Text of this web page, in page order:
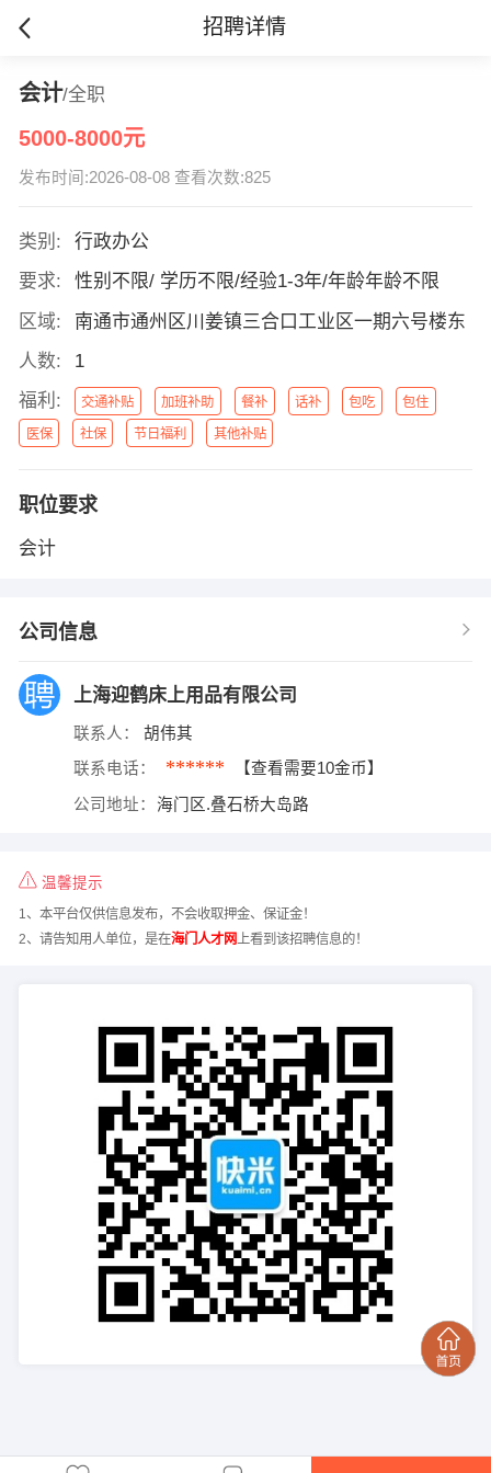
招聘详情
会计/全职
5000-8000元
发布时间:2026-08-08 查看次数:825
类别:
行政办公
要求:
性别不限/ 学历不限/经验1-3年/年龄年龄不限
区域:
南通市通州区川姜镇三合口工业区一期六号楼东
人数:
1
福利:
交通补贴 加班补助 餐补 话补 包吃 包住
医保 社保 节日福利 其他补贴
职位要求
会计
公司信息
上海迎鹤床上用品有限公司
联系人： 胡伟其
联系电话： ****** 【查看需要10金币】
公司地址： 海门区.叠石桥大岛路
温馨提示
1、本平台仅供信息发布，不会收取押金、保证金！
2、请告知用人单位，是在海门人才网 上看到该招聘信息的！